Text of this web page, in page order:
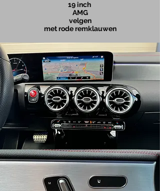
19 inch
AMG
velgen
met rode remklauwen